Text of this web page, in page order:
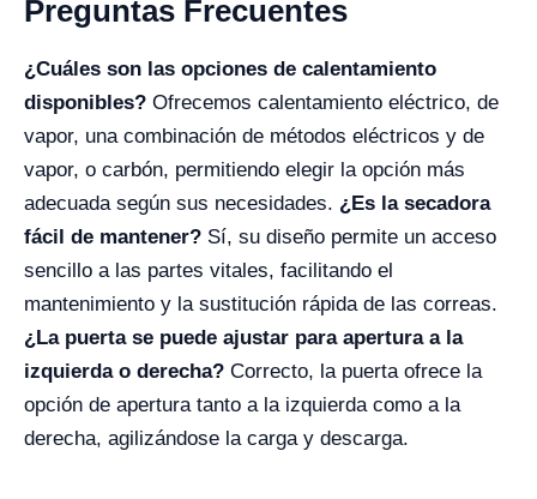
Preguntas Frecuentes
¿Cuáles son las opciones de calentamiento
disponibles? Ofrecemos calentamiento eléctrico, de
vapor, una combinación de métodos eléctricos y de
vapor, o carbón, permitiendo elegir la opción más
adecuada según sus necesidades. ¿Es la secadora
fácil de mantener? Sí, su diseño permite un acceso
sencillo a las partes vitales, facilitando el
mantenimiento y la sustitución rápida de las correas.
¿La puerta se puede ajustar para apertura a la
izquierda o derecha? Correcto, la puerta ofrece la
opción de apertura tanto a la izquierda como a la
derecha, agilizándose la carga y descarga.